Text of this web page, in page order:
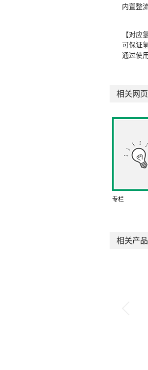
内置整
【对应
可保证
通过使
相关网页
专栏
相关产品